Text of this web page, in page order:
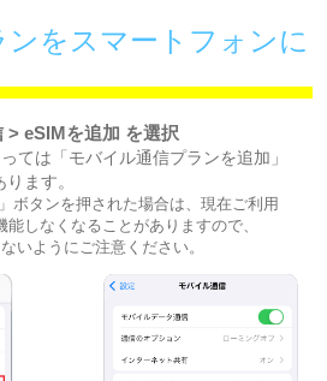
ンをスマートフォンに
> eSIMを追加 を選択
ては「モバイル通信プランを追加」
ます。
ボタンを押された場合は、現在ご利用
しなくなることがありますので、
いようにご注意ください。